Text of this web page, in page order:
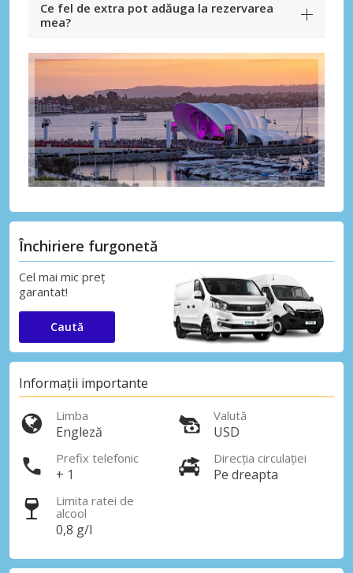
Ce fel de extra pot adăuga la rezervarea
mea?
Închiriere furgonetă
Cel mai mic preț
garantat!
Caută
Informații importante
Limba
Engleză
Valută
USD
Prefix telefonic
+ 1
Direcția circulației
Pe dreapta
Limita ratei de
alcool
0,8 g/l